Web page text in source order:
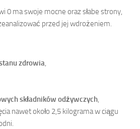
0 ma swoje mocne oraz słabe strony,
przed jej wdrożeniem.
zdrowia,
składników odżywczych,
nawet około 2,5 kilograma w ciągu